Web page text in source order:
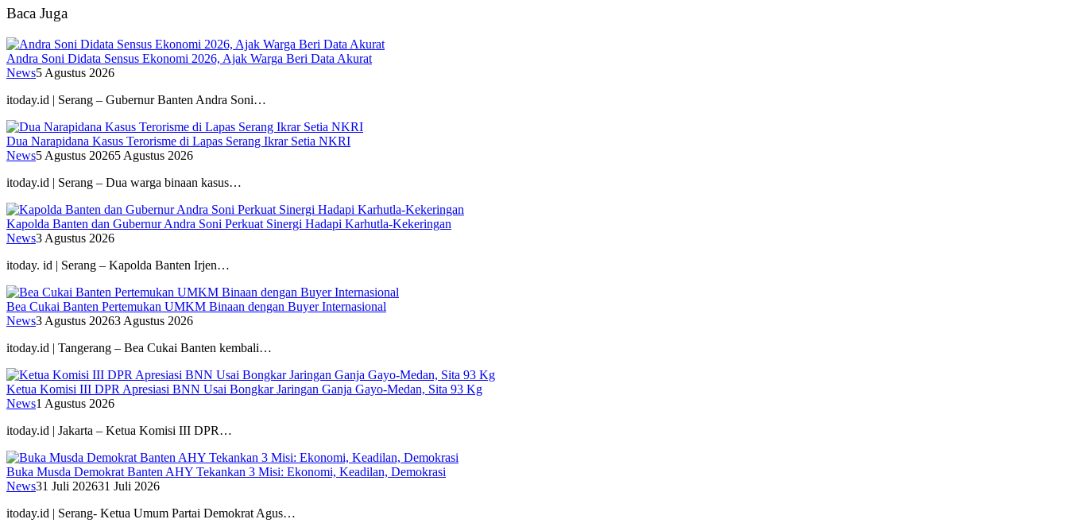
Baca Juga
Andra Soni Didata Sensus Ekonomi 2026, Ajak Warga Beri Data Akurat
News5 Agustus 2026
itoday.id | Serang – Gubernur Banten Andra Soni…
Dua Narapidana Kasus Terorisme di Lapas Serang Ikrar Setia NKRI
News5 Agustus 20265 Agustus 2026
itoday.id | Serang – Dua warga binaan kasus…
Kapolda Banten dan Gubernur Andra Soni Perkuat Sinergi Hadapi Karhutla-Kekeringan
News3 Agustus 2026
itoday. id | Serang – Kapolda Banten Irjen…
Bea Cukai Banten Pertemukan UMKM Binaan dengan Buyer Internasional
News3 Agustus 20263 Agustus 2026
itoday.id | Tangerang – Bea Cukai Banten kembali…
Ketua Komisi III DPR Apresiasi BNN Usai Bongkar Jaringan Ganja Gayo-Medan, Sita 93 Kg
News1 Agustus 2026
itoday.id | Jakarta – Ketua Komisi III DPR…
Buka Musda Demokrat Banten AHY Tekankan 3 Misi: Ekonomi, Keadilan, Demokrasi
News31 Juli 202631 Juli 2026
itoday.id | Serang- Ketua Umum Partai Demokrat Agus…